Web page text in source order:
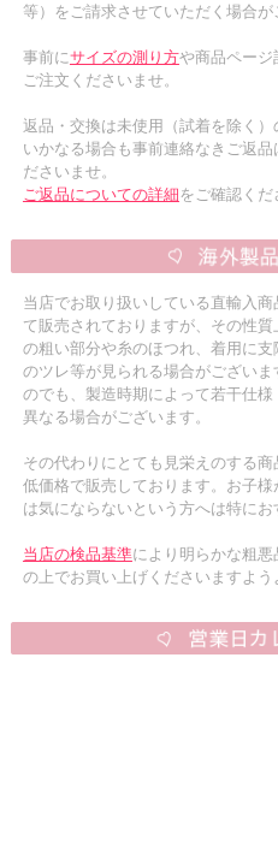
等）をご請求させていただく場合が
事前にサイズの測り方や商品ページ
ご注文くださいませ。
返品・交換は未使用（試着を除く）
いかなる場合も事前連絡なきご返
ださいませ。
ご返品についての詳細をご確認くだ
当店でお取り扱いしている直輸入
て販売されておりますが、その性
の粗い部分や糸のほつれ、着用に
のツレ等が見られる場合がござい
のでも、製造時期によって若干仕
異なる場合がございます。
その代わりにとても見栄えのする
低価格で販売しております。お子
は気にならないという方へは特にお
当店の検品基準により明らかな粗
の上でお買い上げくださいますよう